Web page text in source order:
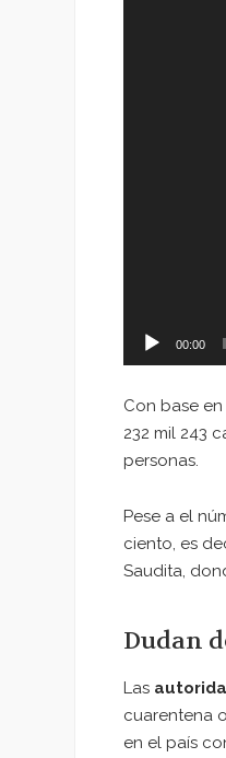
00:00
Con base
232 mil 243
personas.
Pese a el
ciento, es
Saudita,
Dudan
Las
cuarentena
en el país